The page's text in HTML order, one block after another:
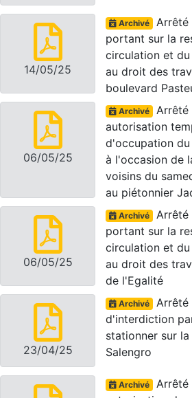
14/05/25
Archivé Arrêté
portant sur la
circulation et
au droit des
boulevard
06/05/25
Archivé Arrêté
autorisation
d'occupation
à l'occasion de
voisins du
au piétonnier
06/05/25
Archivé Arrêté
portant sur la
circulation et
au droit des
de l'Egalité
23/04/25
Archivé Arrêté
d'interdiction
stationner sur
Salengro
Archivé Arrêté